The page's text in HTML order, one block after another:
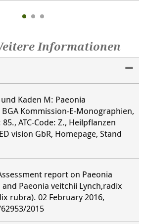
Informationen
Kaden M: Paeonia
Kommission-E-Monographien,
ATC-Code: Z., Heilpflanzen
vision GbR, Homepage, Stand
report on Paeonia
Paeonia veitchii Lynch,radix
rubra). 02 February 2016,
2015